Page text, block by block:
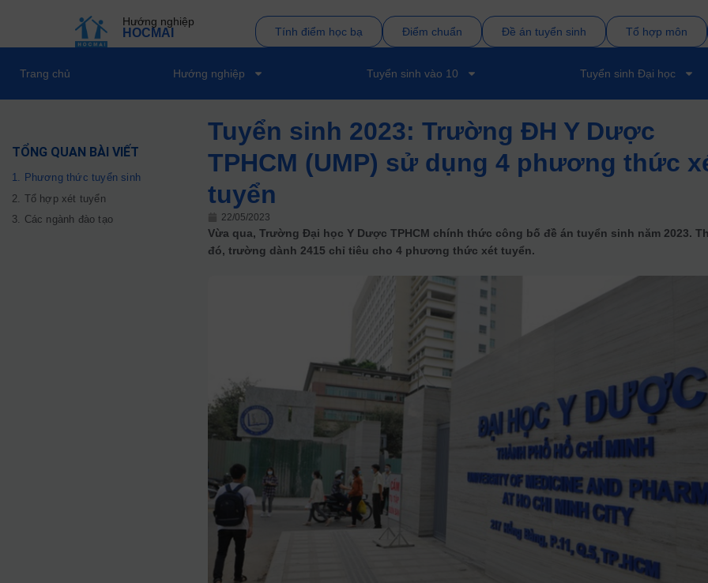
Hướng nghiệp
HOCMAI Tính điểm học bạ Điểm chuẩn Đề án tuyển sinh Tổ hợp môn
Trang chủ Hướng nghiệp Tuyển sinh vào 10 Tuyển sinh Đại học
TỔNG QUAN BÀI VIẾT
1. Phương thức tuyển sinh
2. Tổ hợp xét tuyển
3. Các ngành đào tạo
Tuyển sinh 2023: Trường ĐH Y Dược
TPHCM (UMP) sử dụng 4 phương thức
tuyển
22/05/2023
Vừa qua, Trường Đại học Y Dược TPHCM chính thức công bố đề án tuyển sinh năm 2023.
đó, trường dành 2415 chỉ tiêu cho 4 phương thức xét tuyển.